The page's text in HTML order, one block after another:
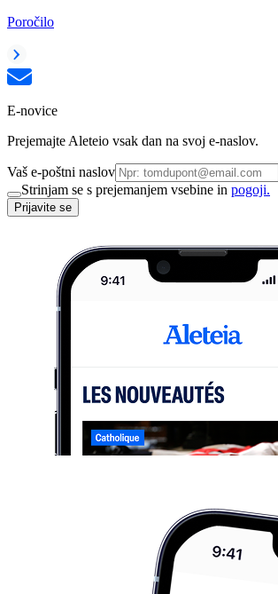
Poročilo
E-novice
Prejemajte Aleteio vsak dan na svoj e-naslov.
Vaš e-poštni naslov
Strinjam se s prejemanjem vsebine in pogoji.
Prijavite se